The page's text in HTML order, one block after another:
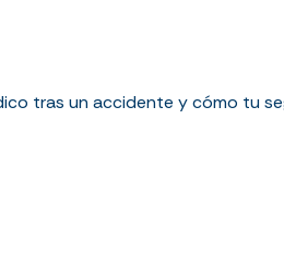
tras un accidente y cómo tu